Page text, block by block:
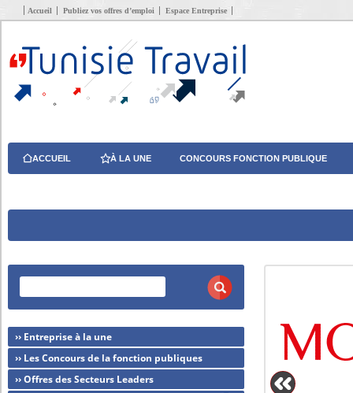
Accueil Publiez vos offres d’emploi Espace Entreprise
ACCUEIL À LA UNE CONCOURS FONCTION PUBLIQUE
›› Entreprise à la une
›› Les Concours de la fonction publiques
›› Offres des Secteurs Leaders